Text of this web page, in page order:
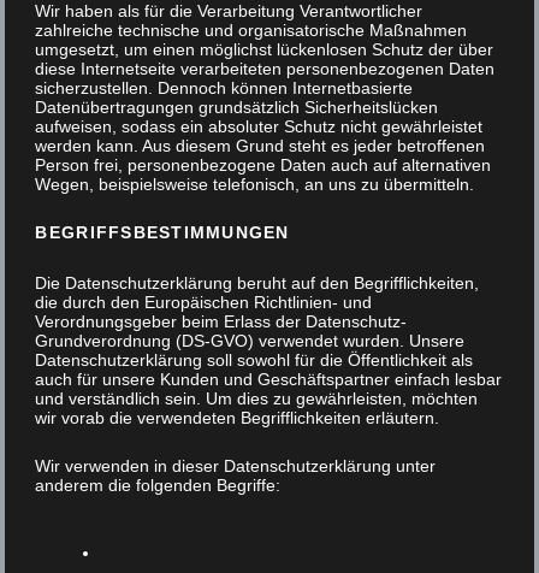
Das Projektstück
Im Laufe ihres 3. Ausbildungsjahres gestalten die
Wir haben als für die Verarbeitung Verantwortlicher
zahlreiche technische und organisatorische Maßnahmen
umgesetzt, um einen möglichst lückenlosen Schutz der über
diese Internetseite verarbeiteten personenbezogenen Daten
sicherzustellen. Dennoch können Internetbasierte
Datenübertragungen grundsätzlich Sicherheitslücken
aufweisen, sodass ein absoluter Schutz nicht gewährleistet
werden kann. Aus diesem Grund steht es jeder betroffenen
Person frei, personenbezogene Daten auch auf alternativen
Wegen, beispielsweise telefonisch, an uns zu übermitteln.
BEGRIFFSBESTIMMUNGEN
Die Datenschutzerklärung beruht auf den Begrifflichkeiten,
die durch den Europäischen Richtlinien- und
Verordnungsgeber beim Erlass der Datenschutz-
Grundverordnung (DS-GVO) verwendet wurden. Unsere
Datenschutzerklärung soll sowohl für die Öffentlichkeit als
auch für unsere Kunden und Geschäftspartner einfach lesbar
und verständlich sein. Um dies zu gewährleisten, möchten
wir vorab die verwendeten Begrifflichkeiten erläutern.
Wir verwenden in dieser Datenschutzerklärung unter
anderem die folgenden Begriffe: